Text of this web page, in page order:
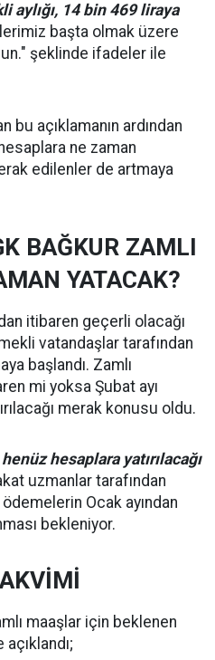
aylığı, 14 bin 469 liraya
başta olmak üzere
şeklinde ifadeler ile
bu açıklamanın ardından
ne zaman
edilenler de artmaya
BAĞKUR ZAMLI
YATACAK?
itibaren geçerli olacağı
vatandaşlar tarafından
başlandı. Zamlı
mi yoksa Şubat ayı
merak konusu oldu.
hesaplara yatırılacağı
uzmanlar tarafından
Ocak ayından
bekleniyor.
maaşlar için beklenen